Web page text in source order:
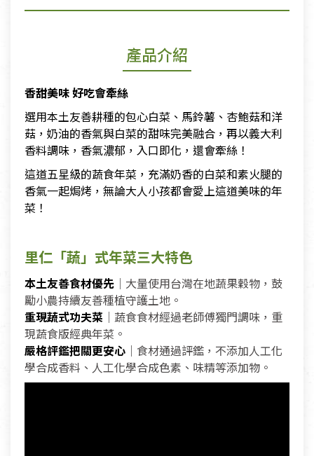
產品介紹
香甜美味 好吃會牽絲
選用本土友善耕種的包心白菜、馬鈴薯、杏鮑菇和洋
菇，奶油的香氣與白菜的甜味完美融合，再以義大利
香料調味，香氣濃郁，入口即化，還會牽絲！
這道五星級的蔬食年菜，充滿奶香的白菜和素火腿的
香氣一起焗烤，無論大人小孩都會愛上這道美味的年
菜！
里仁「蔬」式年菜三大特色
本土友善食材優先 ｜大量使用台灣在地蔬果穀物，鼓
勵小農持續友善種植守護土地。
重現蔬式功夫菜 ｜蔬食食材經過老師傅獨門調味，重
現蔬食版經典年菜。
嚴格評鑑把關更安心 ｜食材通過評鑑，不添加人工化
學合成香料、人工化學合成色素、味精等添加物。